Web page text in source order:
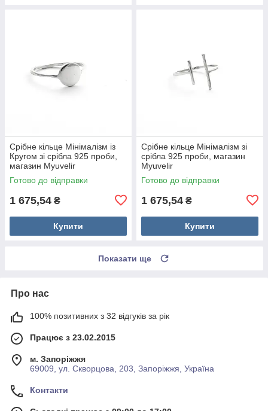
Срібне кільце Мінімалізм із
Кругом зі срібла 925 проби,
магазин Myuvelir
Готово до відправки
1 675,54 ₴
Купити
Срібне кільце Мінімалізм зі
срібла 925 проби, магазин
Myuvelir
Готово до відправки
1 675,54 ₴
Купити
Показати ще
Про нас
100% позитивних з 32 відгуків за рік
Працює з 23.02.2015
м. Запоріжжя
69009, ул. Скворцова, 203, Запоріжжя, Україна
Контакти